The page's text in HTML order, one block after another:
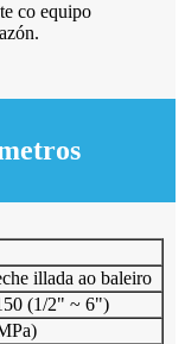
co equipo
illada ao baleiro
(1/2" ~ 6")